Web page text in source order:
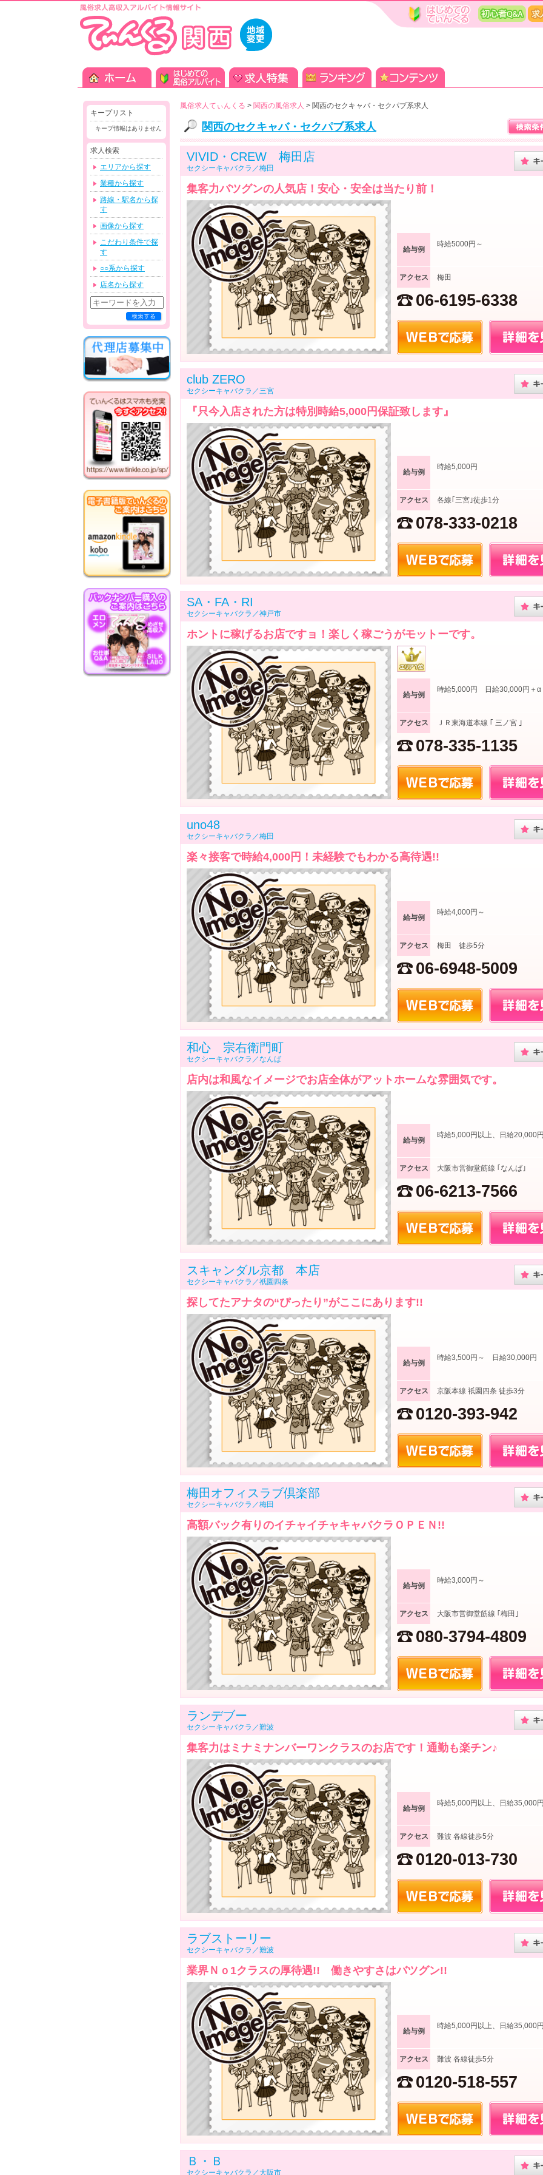
風俗求人てぃんくる > 関西の風俗求人 > 関西のセクキャバ・セクパブ系求人
関西のセクキャバ・セクパブ系求人
VIVID・CREW 梅田店
セクシーキャバクラ／梅田
集客力バツグンの人気店！安心・安全は当たり前！
給与例
時給5000円～
アクセス 梅田
06-6195-6338
club ZERO
セクシーキャバクラ／三宮
『只今入店された方は特別時給5,000円保証致します』
給与例
時給5,000円
アクセス 各線｢三宮｣徒歩1分
078-333-0218
SA・FA・RI
セクシーキャバクラ／神戸市
ホントに稼げるお店ですョ！楽しく稼ごうがモットーです。
給与例
時給5,000円 日給30,000円＋α
アクセス ＪＲ東海道本線 ｢ 三ノ宮 ｣
078-335-1135
uno48
セクシーキャバクラ／梅田
楽々接客で時給4,000円！未経験でもわかる高待遇!!
給与例
時給4,000円～
アクセス 梅田 徒歩5分
06-6948-5009
和心 宗右衛門町
セクシーキャバクラ／なんば
店内は和風なイメージでお店全体がアットホームな雰囲気です。
給与例
時給5,000円以上、日給20,000
アクセス 大阪市営御堂筋線 ｢なんば｣
06-6213-7566
スキャンダル京都 本店
セクシーキャバクラ／祇園四条
探してたアナタの“ぴったり”がここにあります!!
給与例
時給3,500円～ 日給30,000円
アクセス 京阪本線 祇園四条 徒歩3分
0120-393-942
梅田オフィスラブ倶楽部
セクシーキャバクラ／梅田
高額バック有りのイチャイチャキャバクラＯＰＥＮ!!
給与例
時給3,000円～
アクセス 大阪市営御堂筋線 ｢梅田｣
080-3794-4809
ランデブー
セクシーキャバクラ／難波
集客力はミナミナンバーワンクラスのお店です！通勤も楽チン♪
給与例
時給5,000円以上、日給35,000
アクセス 難波 各線徒歩5分
0120-013-730
ラブストーリー
セクシーキャバクラ／難波
業界Ｎｏ1クラスの厚待遇!! 働きやすさはバツグン!!
給与例
時給5,000円以上、日給35,000
アクセス 難波 各線徒歩5分
0120-518-557
Ｂ・Ｂ
セクシーキャバクラ／大阪市
キープリスト
キープ情報はありません
求人検索
エリアから探す
業種から探す
路線・駅名から探
す
画像から探す
こだわり条件で探
す
○○系から探す
店名から探す